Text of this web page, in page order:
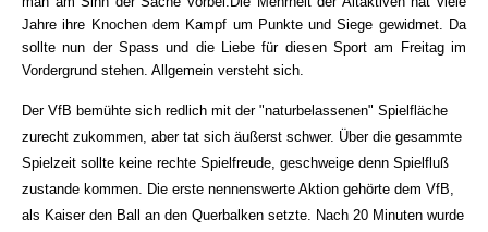
Jahre ihre Knochen dem Kampf um Punkte und Siege gewidmet. Da
sollte nun der Spass und die Liebe für diesen Sport am Freitag im
Vordergrund stehen. Allgemein versteht sich.
Der VfB bemühte sich redlich mit der "naturbelassenen" Spielfläche
zurecht zukommen, aber tat sich äußerst schwer. Über die gesammte
Spielzeit sollte keine rechte Spielfreude, geschweige denn Spielfluß
zustande kommen. Die erste nennenswerte Aktion gehörte dem VfB,
als Kaiser den Ball an den Querbalken setzte. Nach 20 Minuten wurde